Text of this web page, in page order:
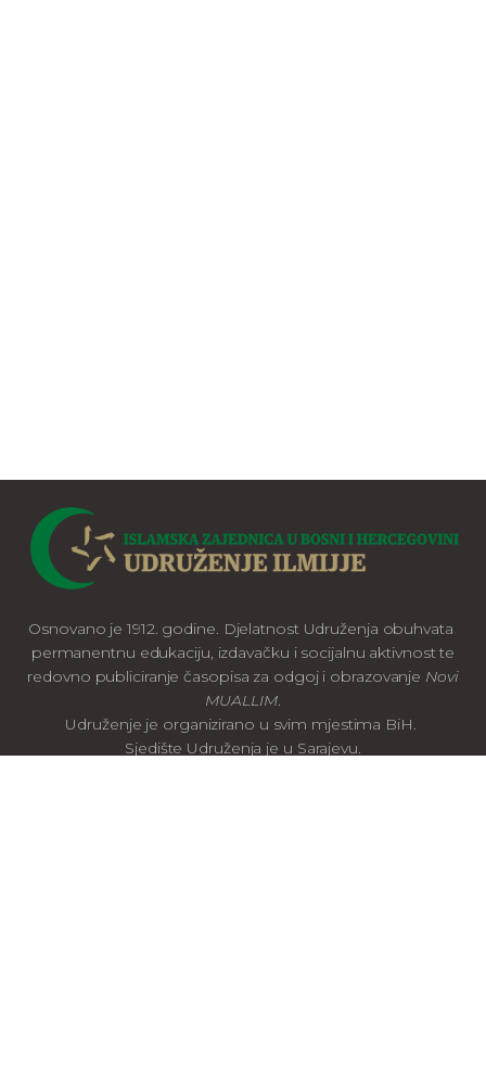
Osnovano je 1912. godine. Djelatnost Udruženja obuhvata
permanentnu edukaciju, izdavačku i socijalnu aktivnost te
redovno publiciranje časopisa za odgoj i obrazovanje Novi
MUALLIM.
Udruženje je organizirano u svim mjestima BiH.
Sjedište Udruženja je u Sarajevu.